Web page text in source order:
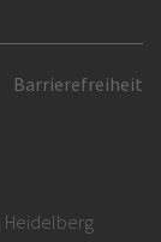
Barrierefreiheit
Heidelberg